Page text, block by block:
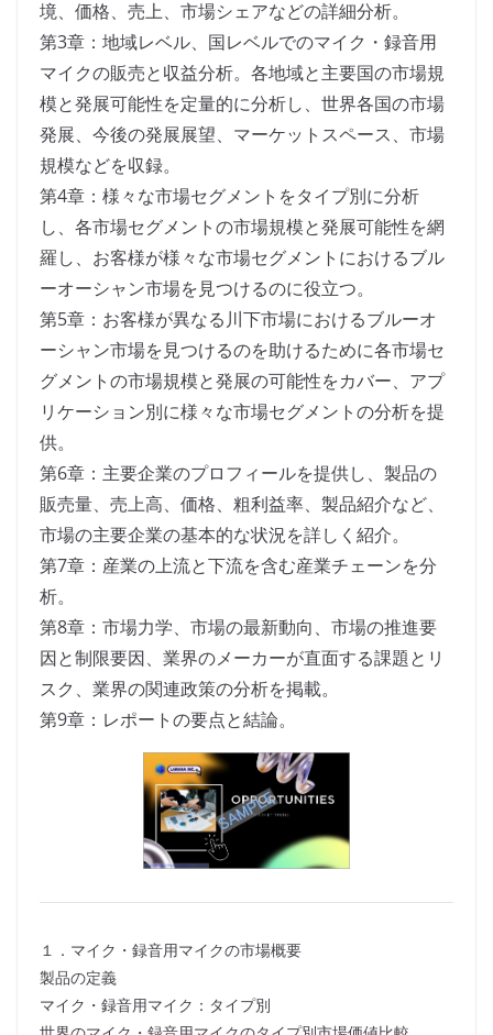
境、価格、売上、市場シェアなどの詳細分析。
第3章：地域レベル、国レベルでのマイク・録音用
マイクの販売と収益分析。各地域と主要国の市場規
模と発展可能性を定量的に分析し、世界各国の市場
発展、今後の発展展望、マーケットスペース、市場
規模などを収録。
第4章：様々な市場セグメントをタイプ別に分析
し、各市場セグメントの市場規模と発展可能性を網
羅し、お客様が様々な市場セグメントにおけるブル
ーオーシャン市場を見つけるのに役立つ。
第5章：お客様が異なる川下市場におけるブルーオ
ーシャン市場を見つけるのを助けるために各市場セ
グメントの市場規模と発展の可能性をカバー、アプ
リケーション別に様々な市場セグメントの分析を提
供。
第6章：主要企業のプロフィールを提供し、製品の
販売量、売上高、価格、粗利益率、製品紹介など、
市場の主要企業の基本的な状況を詳しく紹介。
第7章：産業の上流と下流を含む産業チェーンを分
析。
第8章：市場力学、市場の最新動向、市場の推進要
因と制限要因、業界のメーカーが直面する課題とリ
スク、業界の関連政策の分析を掲載。
第9章：レポートの要点と結論。
１．マイク・録音用マイクの市場概要
製品の定義
マイク・録音用マイク：タイプ別